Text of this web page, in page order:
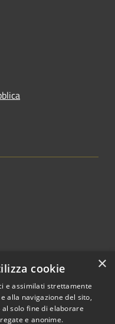
×
cookie
e assimilati strettamente
alla navigazione del sito,
solo fine di elaborare
e anonime.